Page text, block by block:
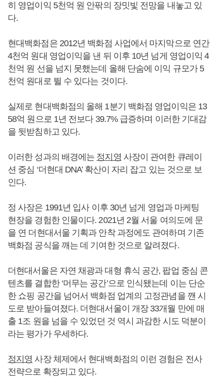
히 영업이익 5천억 원 안팎의 장밋빛 전망을 내놓고 있
다.
현대백화점은 2012년 백화점 사업에서 마지막으로 연간
4천억 원대 영업이익을 낸 뒤 이후 10년 넘게 영업이익 4
천억 원 선을 넘지 못했는데 올해 단숨에 이익 규모가 5
천억 원대로 뛸 수 있다는 것이다.
실제로 현대백화점의 올해 1분기 백화점 영업이익은 13
58억 원으로 1년 전보다 39.7% 급증하며 이러한 기대감
을 뒷받침하고 있다.
이러한 성과의 배경에는 정지영 사장이 관여한 큐레이
션 중심 ‘더현대 DNA’ 확산이 자리 잡고 있는 것으로 보
인다.
정 사장은 1991년 입사 이후 30년 넘게 영업과 마케팅
현장을 경험한 인물이다. 2021년 2월 서울 여의도에 문
을 연 더현대서울 기획과 안착 과정에도 관여하며 기존
백화점 공식을 깨는 데 기여한 것으로 알려졌다.
더현대서울은 자연 채광과 대형 휴식 공간, 팝업 중심 콘
텐츠를 결합한 ‘머무는 공간’으로 인식됐는데 이는 단순
한 쇼핑 공간을 넘어서 백화점 업계의 고정관념을 깬 시
도로 받아들여졌다. 더현대서울이 개장 33개월 만에 매
출 1조 원을 넘을 수 있었던 것 역시 과감한 시도 덕분이
라는 평가가 우세하다.
정지영 사장 체제에서 현대백화점의 이런 경험은 전사
전략으로 확장되고 있다.